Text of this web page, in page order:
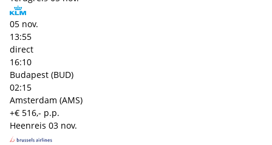
05 nov.
13:55
direct
16:10
Budapest (BUD)
02:15
Amsterdam (AMS)
+€ 516,- p.p.
Heenreis 03 nov.